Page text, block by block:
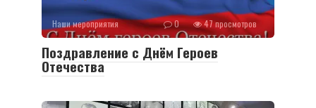
Наши мероприятия 0 47 просмотров
Поздравление с Днём Героев
Отечества